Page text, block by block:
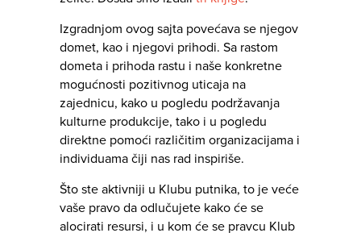
Izgradnjom ovog sajta povećava se njegov
domet, kao i njegovi prihodi. Sa rastom
dometa i prihoda rastu i naše konkretne
mogućnosti pozitivnog uticaja na
zajednicu, kako u pogledu podržavanja
kulturne produkcije, tako i u pogledu
direktne pomoći različitim organizacijama i
individuama čiji nas rad inspiriše.
Što ste aktivniji u Klubu putnika, to je veće
vaše pravo da odlučujete kako će se
alocirati resursi, i u kom će se pravcu Klub